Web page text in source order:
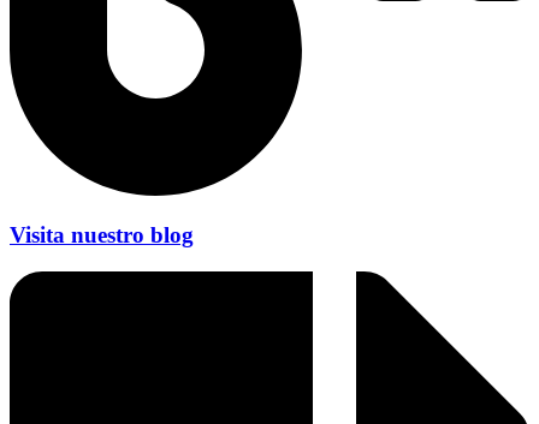
Visita nuestro blog